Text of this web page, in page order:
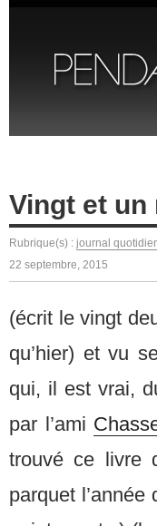
Vingt et un
Rubrique(s) : journal
22 septembre, 2015
(écrit le vingt
qu’hier) et vu
qui, il est vrai,
par l’ami
trouvé ce livre
parquet